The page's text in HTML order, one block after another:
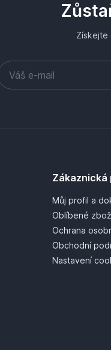
Získejte
Zákaznická
Můj profil a
Oblíbené
Ochrana
Obchodní
Nastavení